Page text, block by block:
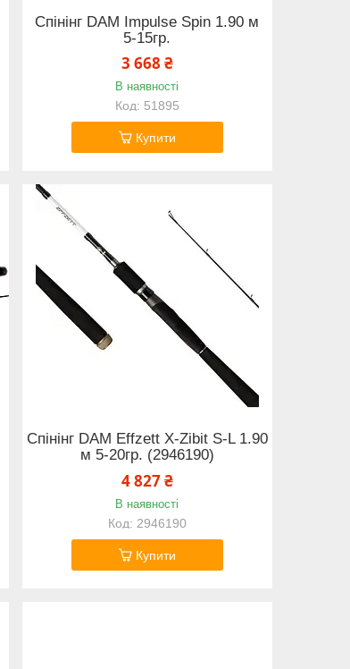
Спінінг DAM Impulse Spin 1.90 м
5-15гр.
3 668 ₴
В наявності
51895
Купити
Спінінг DAM Effzett X-Zibit S-L 1.90
м 5-20гр. (2946190)
4 827 ₴
В наявності
2946190
Купити